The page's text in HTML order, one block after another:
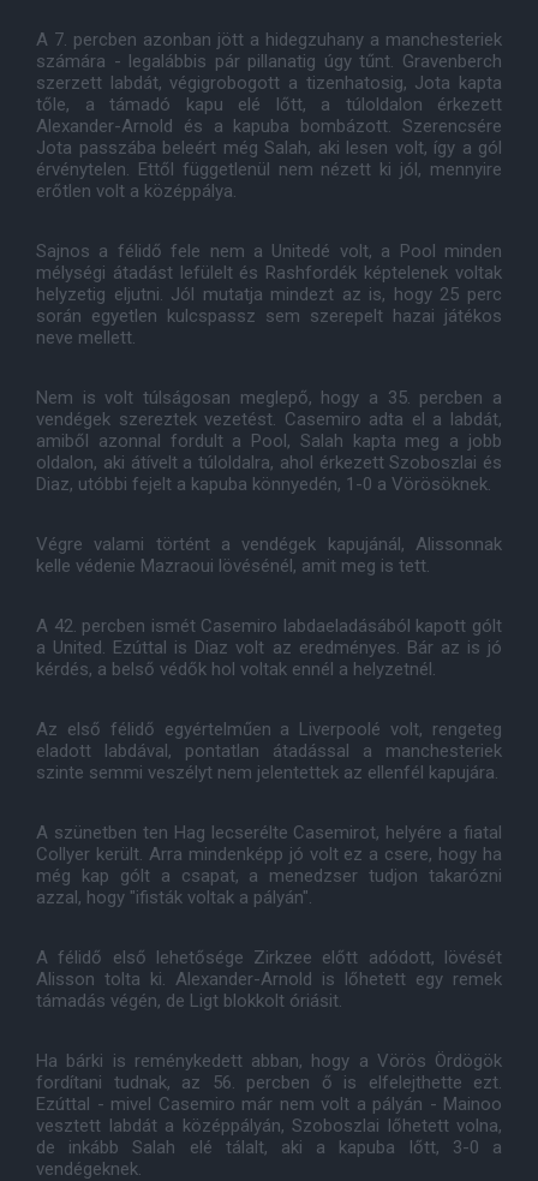
A 7. percben azonban jött a hidegzuhany a manchesteriek
számára - legalábbis pár pillanatig úgy tűnt. Gravenberch
szerzett labdát, végigrobogott a tizenhatosig, Jota kapta
tőle, a támadó kapu elé lőtt, a túloldalon érkezett
Alexander-Arnold és a kapuba bombázott. Szerencsére
Jota passzába beleért még Salah, aki lesen volt, így a gól
érvénytelen. Ettől függetlenül nem nézett ki jól, mennyire
erőtlen volt a középpálya.
Sajnos a félidő fele nem a Unitedé volt, a Pool minden
mélységi átadást lefülelt és Rashfordék képtelenek voltak
helyzetig eljutni. Jól mutatja mindezt az is, hogy 25 perc
során egyetlen kulcspassz sem szerepelt hazai játékos
neve mellett.
Nem is volt túlságosan meglepő, hogy a 35. percben a
vendégek szereztek vezetést. Casemiro adta el a labdát,
amiből azonnal fordult a Pool, Salah kapta meg a jobb
oldalon, aki átívelt a túloldalra, ahol érkezett Szoboszlai és
Diaz, utóbbi fejelt a kapuba könnyedén, 1-0 a Vörösöknek.
Végre valami történt a vendégek kapujánál, Alissonnak
kelle védenie Mazraoui lövésénél, amit meg is tett.
A 42. percben ismét Casemiro labdaeladásából kapott gólt
a United. Ezúttal is Diaz volt az eredményes. Bár az is jó
kérdés, a belső védők hol voltak ennél a helyzetnél.
Az első félidő egyértelműen a Liverpoolé volt, rengeteg
eladott labdával, pontatlan átadással a manchesteriek
szinte semmi veszélyt nem jelentettek az ellenfél kapujára.
A szünetben ten Hag lecserélte Casemirot, helyére a fiatal
Collyer került. Arra mindenképp jó volt ez a csere, hogy ha
még kap gólt a csapat, a menedzser tudjon takarózni
azzal, hogy "ifisták voltak a pályán".
A félidő első lehetősége Zirkzee előtt adódott, lövését
Alisson tolta ki. Alexander-Arnold is lőhetett egy remek
támadás végén, de Ligt blokkolt óriásit.
Ha bárki is reménykedett abban, hogy a Vörös Ördögök
fordítani tudnak, az 56. percben ő is elfelejthette ezt.
Ezúttal - mivel Casemiro már nem volt a pályán - Mainoo
vesztett labdát a középpályán, Szoboszlai lőhetett volna,
de inkább Salah elé tálalt, aki a kapuba lőtt, 3-0 a
vendégeknek.